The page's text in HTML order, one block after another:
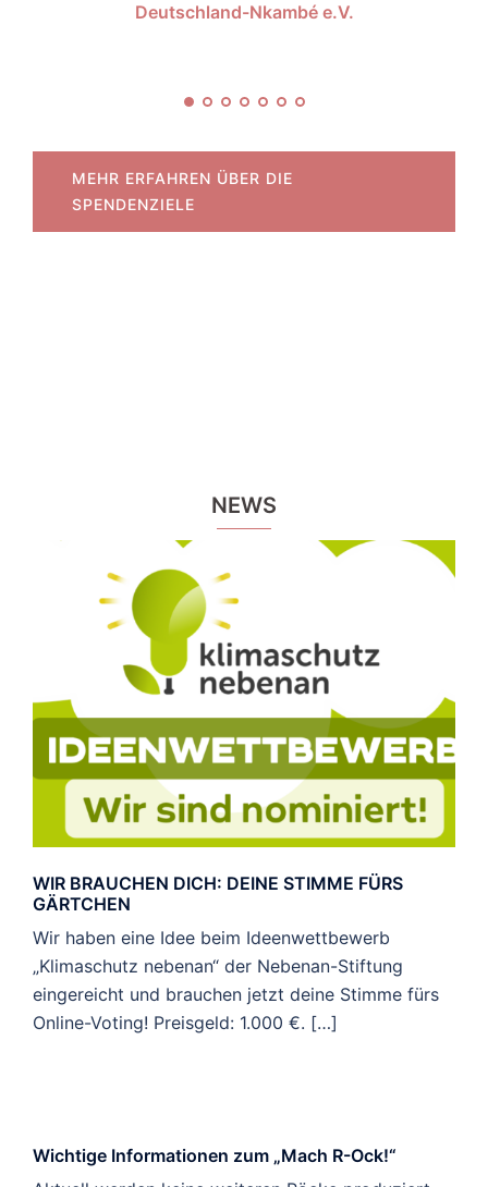
Deutschland-Nkambé e.V.
MEHR ERFAHREN ÜBER DIE
SPENDENZIELE
NEWS
WIR BRAUCHEN DICH: DEINE STIMME FÜRS
GÄRTCHEN
Wir haben eine Idee beim Ideenwettbewerb
„Klimaschutz nebenan“ der Nebenan-Stiftung
eingereicht und brauchen jetzt deine Stimme fürs
Online-Voting! Preisgeld: 1.000 €. […]
Wichtige Informationen zum „Mach R-Ock!“